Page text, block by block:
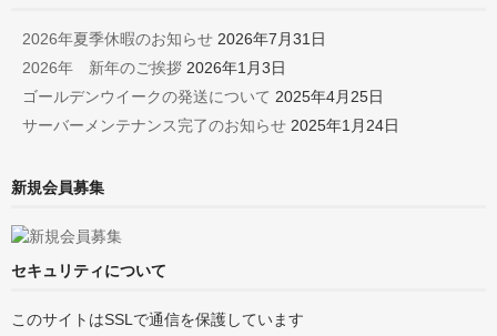
2026年夏季休暇のお知らせ 2026年7月31日
2026年 新年のご挨拶 2026年1月3日
ゴールデンウイークの発送について 2025年4月25日
サーバーメンテナンス完了のお知らせ 2025年1月24日
新規会員募集
セキュリティについて
このサイトはSSLで通信を保護しています